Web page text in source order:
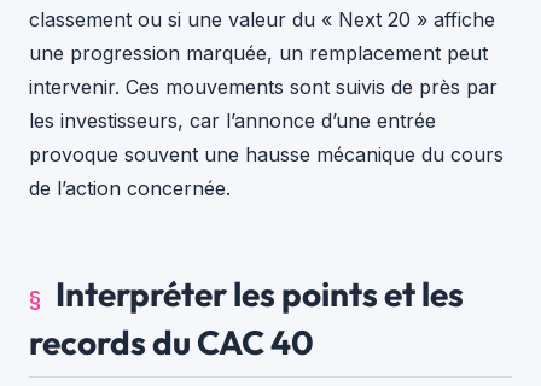
classement ou si une valeur du « Next 20 » affiche
une progression marquée, un remplacement peut
intervenir. Ces mouvements sont suivis de près par
les investisseurs, car l’annonce d’une entrée
provoque souvent une hausse mécanique du cours
de l’action concernée.
Interpréter les points et les
records du CAC 40